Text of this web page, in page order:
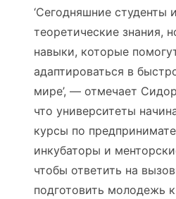
‘Сегодняшние студенты
теоретические знания,
навыки, которые
адаптироваться в
мире’, — отмечает
что университеты
курсы по
инкубаторы и
чтобы ответить на
подготовить молодежь